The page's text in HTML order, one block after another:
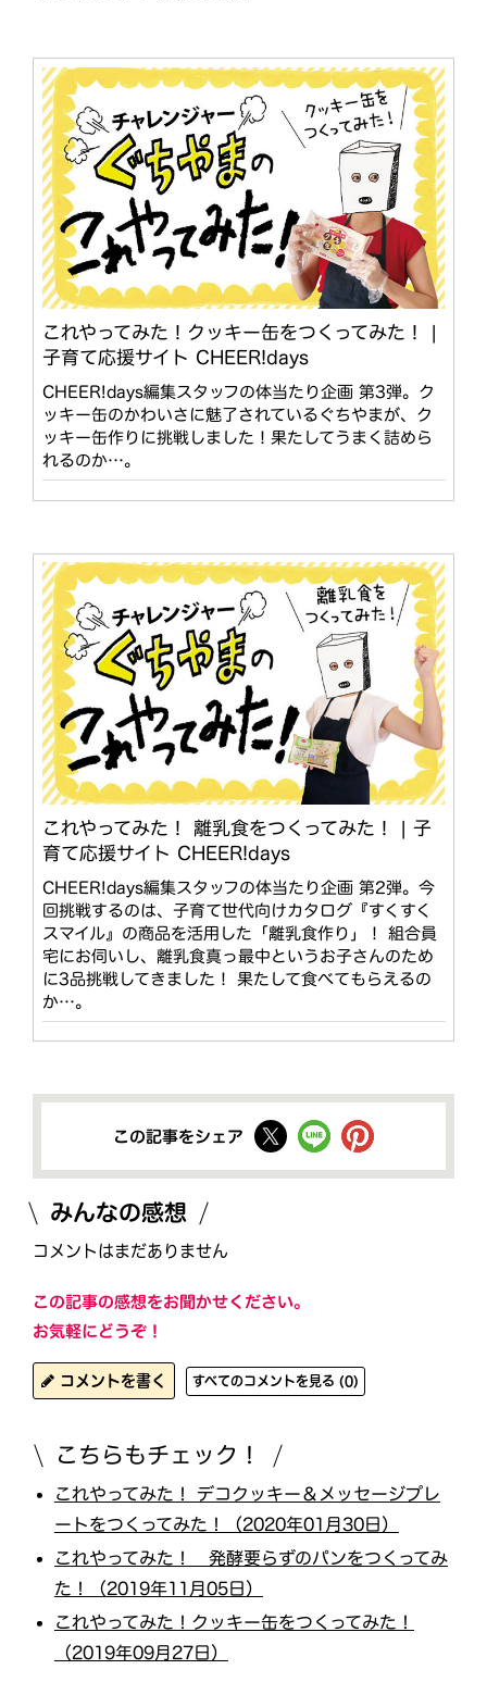
これやってみた！クッキー缶をつくってみた！ |
子育て応援サイト CHEER!days
CHEER!days編集スタッフの体当たり企画 第3弾。ク
ッキー缶のかわいさに魅了されているぐちやまが、ク
ッキー缶作りに挑戦しました！果たしてうまく詰めら
れるのか…。
これやってみた！ 離乳食をつくってみた！ | 子
育て応援サイト CHEER!days
CHEER!days編集スタッフの体当たり企画 第2弾。今
回挑戦するのは、子育て世代向けカタログ『すくすく
スマイル』の商品を活用した「離乳食作り」！ 組合員
宅にお伺いし、離乳食真っ最中というお子さんのため
に3品挑戦してきました！ 果たして食べてもらえるの
か…。
この記事をシェア
みんなの感想
コメントはまだありません
この記事の感想をお聞かせください。
お気軽にどうぞ！
コメントを書く すべてのコメントを見る (0)
こちらもチェック！
これやってみた！ デコクッキー＆メッセージプレ
ートをつくってみた！（2020年01月30日）
これやってみた！ 発酵要らずのパンをつくってみ
た！（2019年11月05日）
これやってみた！クッキー缶をつくってみた！
（2019年09月27日）